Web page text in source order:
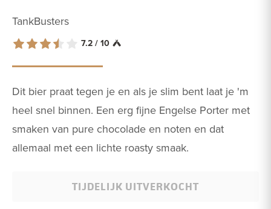
TankBusters
7.2 / 10
Dit bier praat tegen je en als je slim bent laat je 'm
heel snel binnen. Een erg fijne Engelse Porter met
smaken van pure chocolade en noten en dat
allemaal met een lichte roasty smaak.
TIJDELIJK UITVERKOCHT